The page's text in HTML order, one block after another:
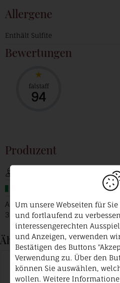
Allergene
Enthält Sulfite
Bewertungen
falstaff
94
Produzent
Kellerei Schreckbichl-
Appiano Strada Vino (Eppan
39057 Girlan / Eppan
Ähnliche Produkte
Um unsere Webseiten für
und fortlaufend zu
interessengerechten
und Anzeigen, verwenden
Bestätigen des Buttons
Verwendung zu. Über den
können Sie auswählen,
wollen. Weitere